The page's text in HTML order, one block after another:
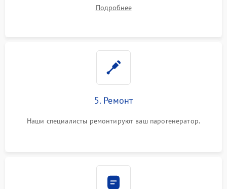
Подробнее
5. Ремонт
Наши специалисты ремонтируют ваш парогенератор.